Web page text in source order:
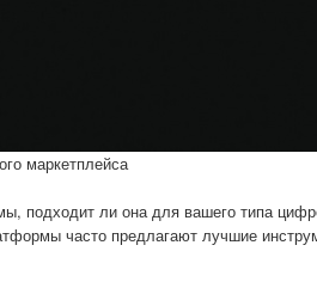
маркетплейса
подходит ли она для вашего типа
часто предлагают лучшие